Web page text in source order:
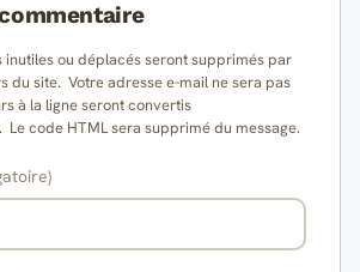
inutiles ou déplacés seront supprimés par
du site. Votre adresse e-mail ne sera pas
à la ligne seront convertis
code HTML sera supprimé du message.